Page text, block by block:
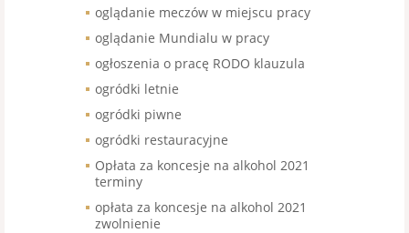
oglądanie meczów w miejscu pracy
oglądanie Mundialu w pracy
ogłoszenia o pracę RODO klauzula
ogródki letnie
ogródki piwne
ogródki restauracyjne
Opłata za koncesje na alkohol 2021
terminy
opłata za koncesje na alkohol 2021
zwolnienie